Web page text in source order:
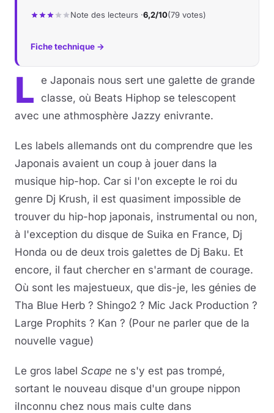
Note des lecteurs ·6,2/10(79 votes)
Fiche technique →
L
e Japonais nous sert une galette de grande
classe, où Beats Hiphop se telescopent
avec une athmosphère Jazzy enivrante.
Les labels allemands ont du comprendre que les
Japonais avaient un coup à jouer dans la
musique hip-hop. Car si l'on excepte le roi du
genre Dj Krush, il est quasiment impossible de
trouver du hip-hop japonais, instrumental ou non,
à l'exception du disque de Suika en France, Dj
Honda ou de deux trois galettes de Dj Baku. Et
encore, il faut chercher en s'armant de courage.
Où sont les majestueux, que dis-je, les génies de
Tha Blue Herb ? Shingo2 ? Mic Jack Production ?
Large Prophits ? Kan ? (Pour ne parler que de la
nouvelle vague)
Le gros label Scape ne s'y est pas trompé,
sortant le nouveau disque d'un groupe nippon
iInconnu chez nous mais culte dans